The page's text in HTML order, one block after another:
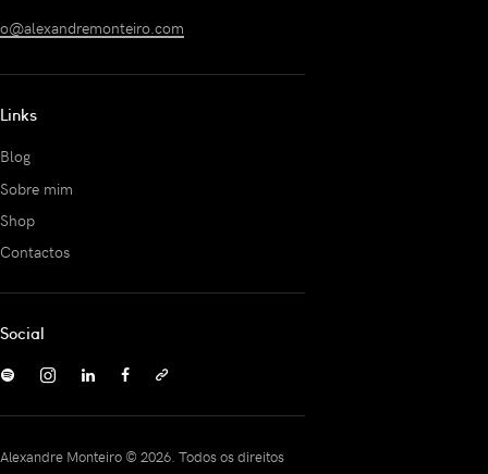
o@alexandremonteiro.com
Links
Blog
Sobre mim
Shop
Contactos
Social
Alexandre Monteiro © 2026. Todos os direitos